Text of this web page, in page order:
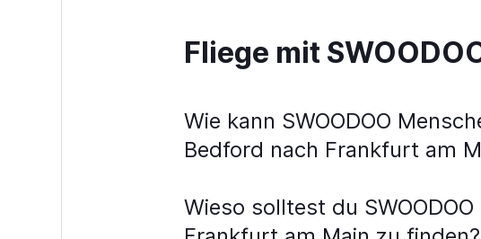
Fliege mit
Wie kann SWOODOO
Bedford nach Frankfurt am
Wieso solltest du